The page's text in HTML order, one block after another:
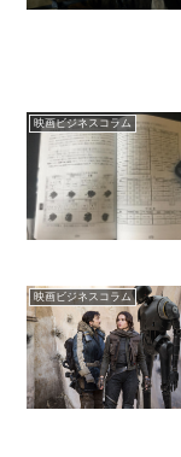
映画ビジネスコラム
映画ビジネスコラム